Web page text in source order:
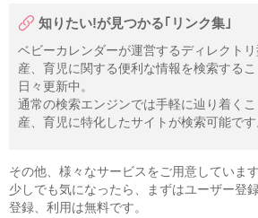
知りたい!が見つかる｢リンク集｣
ベビーカレンダーが運営するディレクト
産、育児に関する便利な情報を検索する
日々更新中。
通常の検索エンジンでは手軽に辿り着く
産、育児に特化したサイトが検索可能です
その他、様々なサービスをご用意しています
少しでも気になったら、まずはユーザー登
登録、利用は無料です。